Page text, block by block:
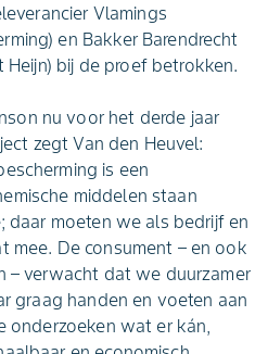
Vlamings
en Bakker Barendrecht
Heijn) bij de proef betrokken.
nu voor het derde jaar
zegt Van den Heuvel:
is een
middelen staan
daar moeten we als bedrijf en
mee. De consument – en ook
– verwacht dat we duurzamer
graag handen en voeten aan
onderzoeken wat er kán,